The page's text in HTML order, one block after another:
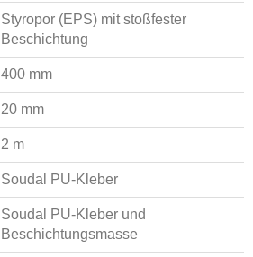
Styropor (EPS) mit stoßfester
Beschichtung
400 mm
20 mm
2 m
Soudal PU-Kleber
Soudal PU-Kleber und
Beschichtungsmasse